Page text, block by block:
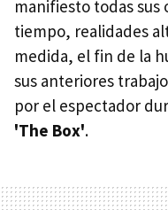
manifiesto todas sus
tiempo, realidades
medida, el fin de la
sus anteriores
por el espectador
'The Box'.